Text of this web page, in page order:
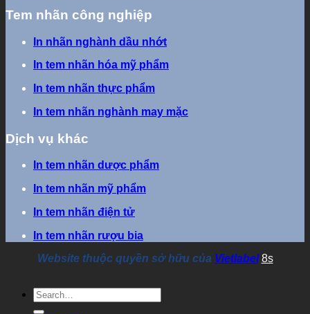
Tem nhãn công nghiệp
In nhãn nghành dầu nhớt
In tem nhãn hóa mỹ phẩm
In tem nhãn thực phẩm
In tem nhãn nghành may mặc
Dịch vụ khác
In tem nhãn dược phẩm
In tem nhãn mỹ phẩm
In tem nhãn điện tử
In tem nhãn rượu bia
Website thuộc quyền sở hữu của Vietlabel 8s